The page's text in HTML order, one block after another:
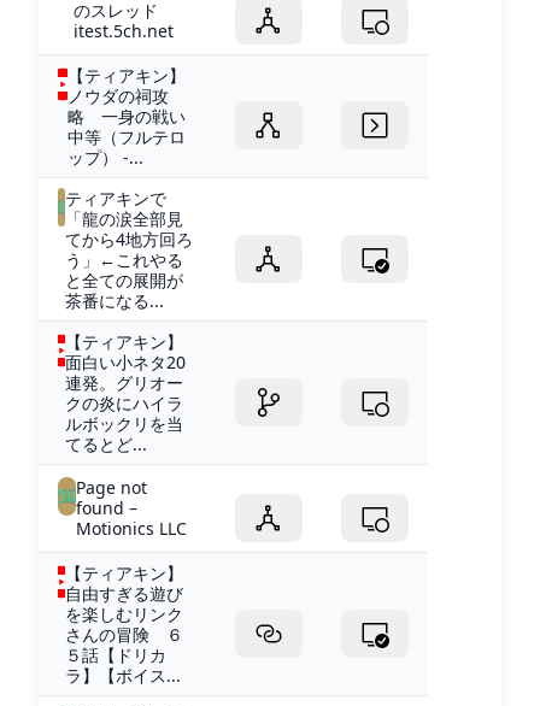
のスレッド
itest.5ch.net
【ティアキン】
ノウダの祠攻
略 一身の戦い
中等（フルテロ
ップ） -...
ティアキンで
「龍の涙全部見
てから4地方回ろ
う」←これやる
と全ての展開が
茶番になる...
【ティアキン】
面白い小ネタ20
連発。グリオー
クの炎にハイラ
ルボックリを当
てるとど...
Page not
found –
Motionics LLC
【ティアキン】
自由すぎる遊び
を楽しむリンク
さんの冒険 ６
５話【ドリカ
ラ】【ボイス...